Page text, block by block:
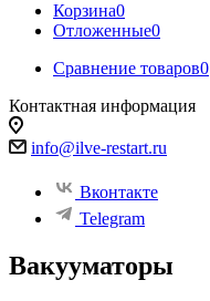
Корзина0
Отложенные0
Сравнение товаров0
Контактная информация
info@ilve-restart.ru
Вконтакте
Telegram
Вакууматоры